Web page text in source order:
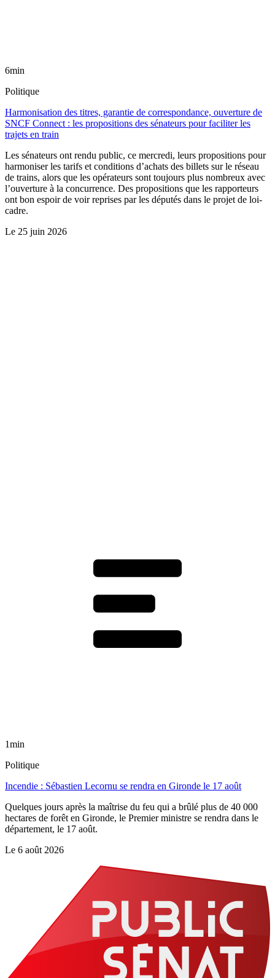
6min
Politique
Harmonisation des titres, garantie de correspondance, ouverture de
SNCF Connect : les propositions des sénateurs pour faciliter les
trajets en train
Les sénateurs ont rendu public, ce mercredi, leurs propositions pour
harmoniser les tarifs et conditions d’achats des billets sur le réseau
de trains, alors que les opérateurs sont toujours plus nombreux avec
l’ouverture à la concurrence. Des propositions que les rapporteurs
ont bon espoir de voir reprises par les députés dans le projet de loi-
cadre.
Le 25 juin 2026
1min
Politique
Incendie : Sébastien Lecornu se rendra en Gironde le 17 août
Quelques jours après la maîtrise du feu qui a brûlé plus de 40 000
hectares de forêt en Gironde, le Premier ministre se rendra dans le
département, le 17 août.
Le 6 août 2026